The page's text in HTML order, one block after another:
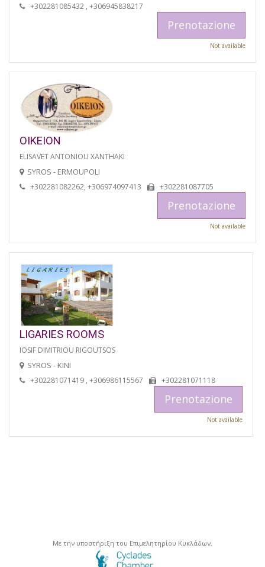
+302281085432 , +306945838217
Prenotazione
Not available
OIKEION
ELISAVET ANTONIOU XANTHAKI
SYROS - ERMOUPOLI
+302281082262, +306974097413 +302281087705
Prenotazione
Not available
LIGARIES ROOMS
IOSIF DIMITRIOU RIGOUTSOS
SYROS - KINI
+302281071419 , +306986115567 +302281071118
Prenotazione
Not available
Με την υποστήριξη του Επιμελητηρίου Κυκλάδων.